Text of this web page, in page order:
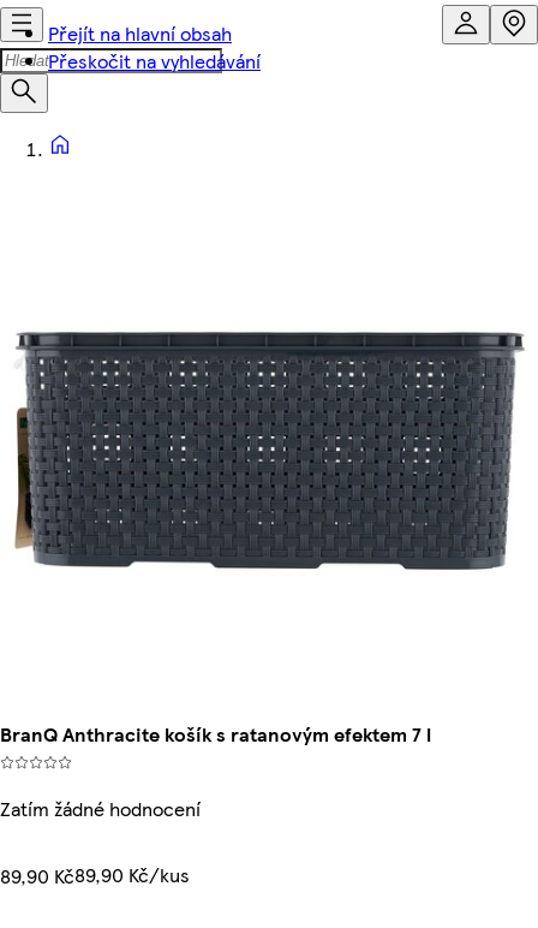
Přejít na hlavní obsah
Přeskočit na vyhledávání
BranQ Anthracite košík s ratanovým efektem 7 l
Zatím žádné hodnocení
89,90 Kč89,90 Kč/kus